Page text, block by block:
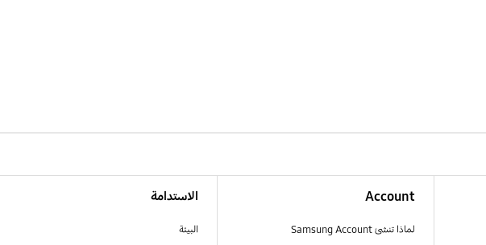
Account
لماذا تنشئ Samsung Account
الاستدامة
البيئة